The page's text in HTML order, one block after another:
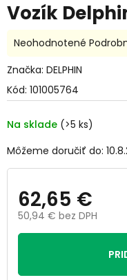
Vozík
Kód: 101005764
Na sklade (>5 ks)
Môžeme doručiť do:
62,65 €
50,94 € bez DPH
Jednotková
Priemerné
produktu
0,0
5
hviezdičiek.
Neohodnotené
Značka: DELPHIN